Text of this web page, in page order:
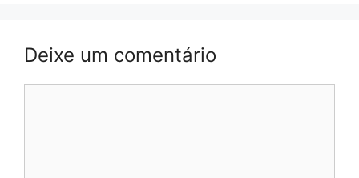
Deixe um comentário